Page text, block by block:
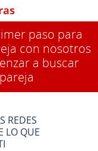
paso para
con nosotros
a buscar
REDES
LO QUE